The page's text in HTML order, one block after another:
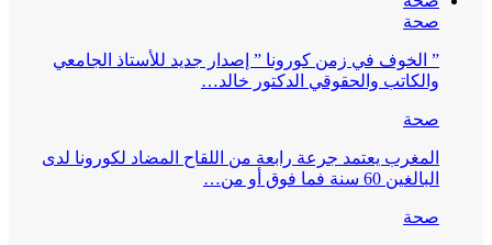
صحة
” الخوف في زمن كورونا ” إصدار جديد للأستاذ الجامعي
والكاتب والحقوقي الدكتور خالد…
صحة
المغرب يعتمد جرعة رابعة من اللقاح المضاد لكورونا لدى
البالغين 60 سنة فما فوق أو من…
صحة